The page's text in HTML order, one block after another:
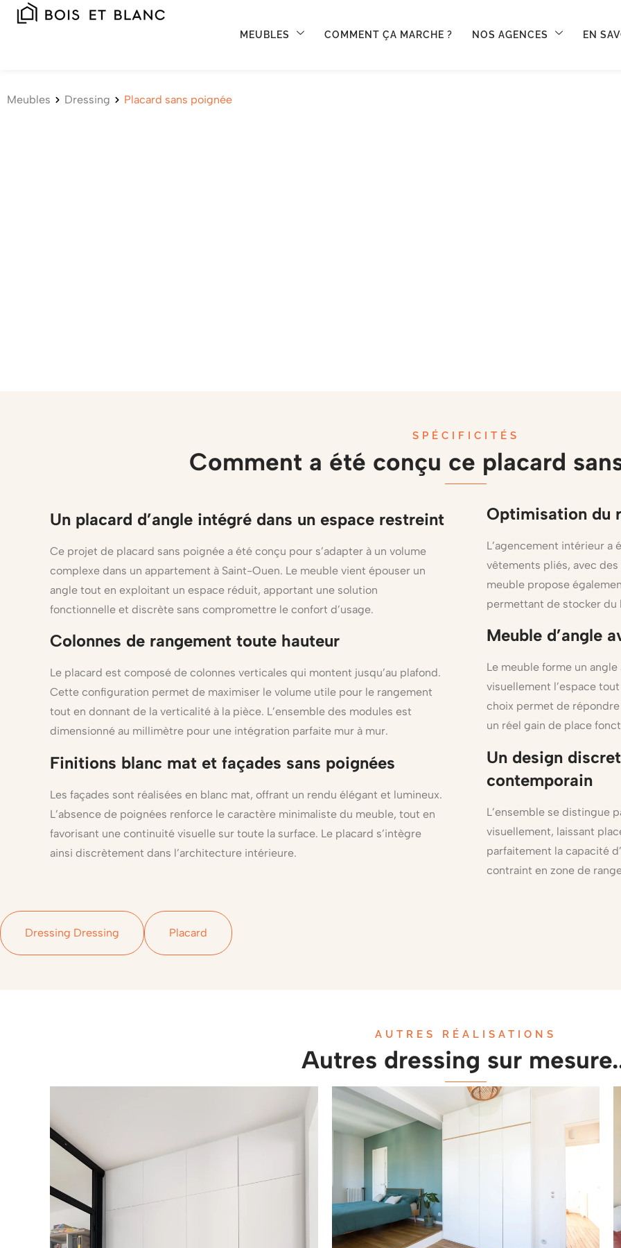
MEUBLES COMMENT ÇA MARCHE ? NOS AGENCES EN
Meubles Dressing Placard sans poignée
SPÉCIFICITÉS
Comment a été conçu ce placard
Un placard d’angle intégré dans un espace restreint
Ce projet de placard sans poignée a été conçu pour s’adapter à un volume
complexe dans un appartement à Saint-Ouen. Le meuble vient épouser un
angle tout en exploitant un espace réduit, apportant une solution
fonctionnelle et discrète sans compromettre le confort d’usage.
Colonnes de rangement toute hauteur
Le placard est composé de colonnes verticales qui montent jusqu’au plafond.
Cette configuration permet de maximiser le volume utile pour le rangement
tout en donnant de la verticalité à la pièce. L’ensemble des modules est
dimensionné au millimètre pour une intégration parfaite mur à mur.
Finitions blanc mat et façades sans poignées
Les façades sont réalisées en blanc mat, offrant un rendu élégant et lumineux.
L’absence de poignées renforce le caractère minimaliste du meuble, tout en
favorisant une continuité visuelle sur toute la surface. Le placard s’intègre
ainsi discrètement dans l’architecture intérieure.
Optimisation du
L’agencement intérieur
vêtements pliés, avec
meuble propose
permettant de stocker du
Meuble d’angle
Le meuble forme un
visuellement l’espace
choix permet de
un réel gain de place
Un design
contemporain
L’ensemble se distingue
visuellement, laissant
parfaitement la capacité
contraint en zone de
Dressing Dressing Placard
AUTRES RÉALISATIONS
Autres dressing sur